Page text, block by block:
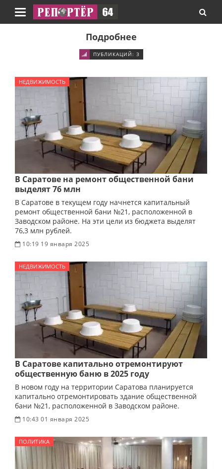
Навигация
Подробнее
ПУБЛИКАЦИЙ: 3
НЕДВИЖИМОСТЬ
В Саратове на ремонт общественной бани
выделят 76 млн
В Саратове в текущем году начнется капитальный
ремонт общественной бани №21, расположенной в
Заводском районе. На эти цели из бюджета выделят
76,3 млн рублей.
10:19 19 января 2025
НЕДВИЖИМОСТЬ
В Саратове капитально отремонтируют
общественную баню в 2025 году
В новом году на территории Саратова планируется
капитально отремонтировать здание общественной
бани №21, расположенной в Заводском районе.
10:43 01 января 2025
ПОЛИТИКА